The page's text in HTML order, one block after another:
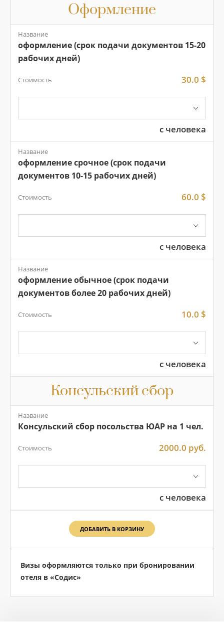
Оформление
Название
оформление (срок подачи документов 15-20
рабочих дней)
Стоимость 30.0 $
с человека
Название
оформление срочное (срок подачи
документов 10-15 рабочих дней)
Стоимость 60.0 $
с человека
Название
оформление обычное (срок подачи
документов более 20 рабочих дней)
Стоимость 10.0 $
с человека
Консульский сбор
Название
Консульский сбор посольства ЮАР на 1 чел.
Стоимость 2000.0 руб.
с человека
ДОБАВИТЬ В КОРЗИНУ
Визы оформляются только при бронировании
отеля в «Содис»